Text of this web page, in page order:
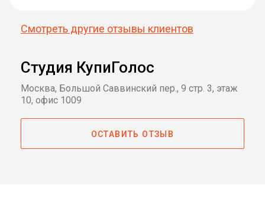
Смотреть другие отзывы клиентов
Студия КупиГолос
Москва, Большой Саввинский пер., 9 стр. 3, этаж
10, офис 1009
ОСТАВИТЬ ОТЗЫВ